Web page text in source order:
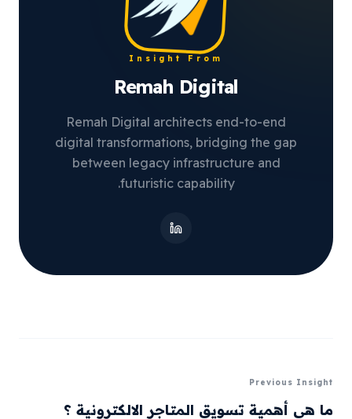
Insight From
Remah Digital
Remah Digital architects end-to-end
digital transformations, bridging the gap
between legacy infrastructure and
futuristic capability.
Previous Insight
ما هي أهمية تسويق المتاجر الالكترونية ؟